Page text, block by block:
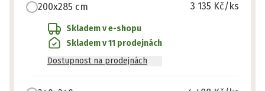
200x285 cm 3 135 Kč/ks
Skladem v e-shopu
Skladem v 11 prodejnách
Dostupnost na prodejnách